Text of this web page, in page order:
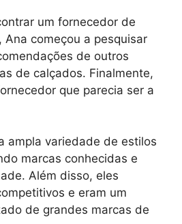
um fornecedor de
Ana começou a pesquisar
de outros
de calçados. Finalmente,
que parecia ser a
ampla variedade de estilos
marcas conhecidas e
Além disso, eles
e eram um
de grandes marcas de